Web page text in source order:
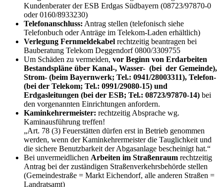
Kundenberater der ESB Erdgas Südbayern (08723/97870-0
oder 0160/8933230)
Telefonanschluss: Antrag stellen (telefonisch siehe
Telefonbuch oder Anträge im Telekom-Laden erhältlich)
Verlegung Fernmeldekabel rechtzeitig beantragen bei
Bauberatung Telekom Deggendorf 0800/3309755
Um Schäden zu vermeiden, vor Beginn von Erdarbeiten
Bestandspläne über Kanal-, Wasser- (bei der Gemeinde),
Strom- (beim Bayernwerk; Tel.: 0941/28003311), Telefon-
(bei der Telekom; Tel.: 0991/29080-15) und
Erdgasleitungen (bei der ESB; Tel.: 08723/97870-14) bei
den vorgenannten Einrichtungen anfordern.
Kaminkehrermeister: rechtzeitig Absprache wg.
Kaminausführung treffen!
„Art. 78 (3) Feuerstätten dürfen erst in Betrieb genommen
werden, wenn der Kaminkehrermeister die Tauglichkeit und
die sichere Benutzbarkeit der Abgasanlage bescheinigt hat.“
Bei unvermeidlichen Arbeiten im Straßenraum rechtzeitig
Antrag bei der zuständigen Straßenverkehrsbehörde stellen
(Gemeindestraße = Markt Eichendorf, alle anderen Straßen =
Landratsamt)